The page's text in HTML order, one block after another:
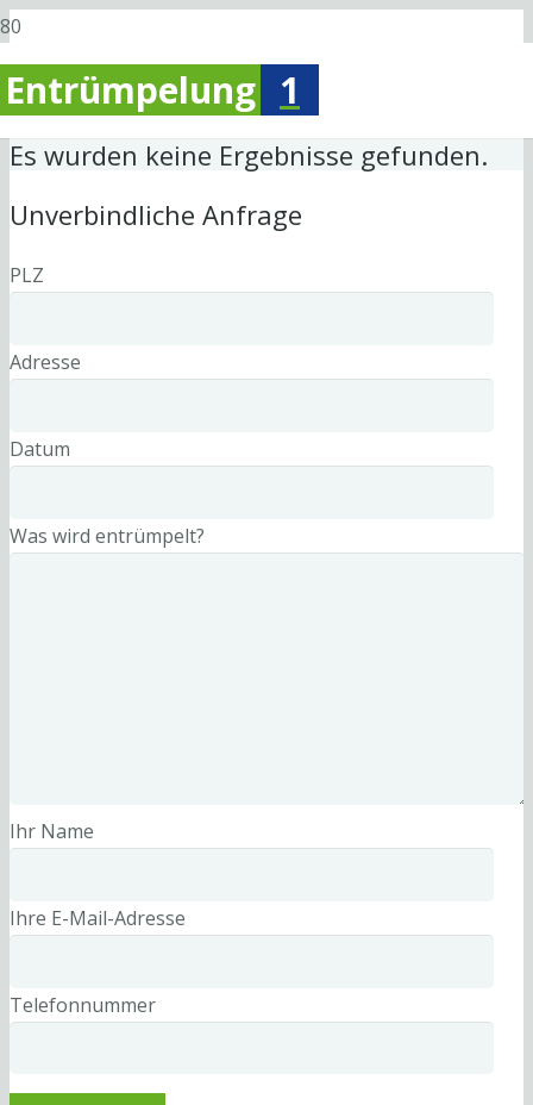
Entrümpelung 1
Es wurden keine Ergebnisse gefunden.
Unverbindliche Anfrage
PLZ
Adresse
Datum
Was wird entrümpelt?
Ihr Name
Ihre E-Mail-Adresse
Telefonnummer